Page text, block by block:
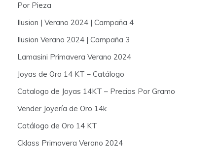
Por Pieza
Ilusion | Verano 2024 | Campaña 4
Ilusion Verano 2024 | Campaña 3
Lamasini Primavera Verano 2024
Joyas de Oro 14 KT – Catálogo
Catalogo de Joyas 14KT – Precios Por Gramo
Vender Joyería de Oro 14k
Catálogo de Oro 14 KT
Cklass Primavera Verano 2024